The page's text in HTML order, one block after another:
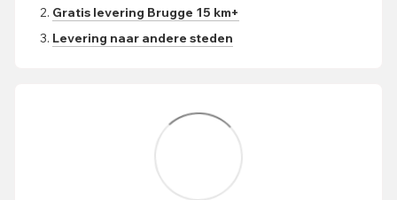
Gratis levering Brugge 15 km+
Levering naar andere steden